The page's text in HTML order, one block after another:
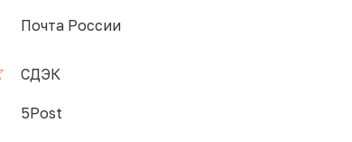
Почта России
СДЭК
5Post